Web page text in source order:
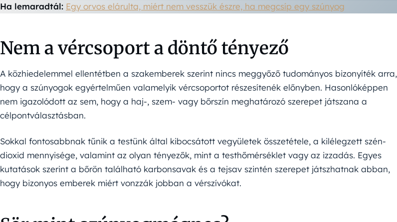
Ha lemaradtál: Egy orvos elárulta, miért nem vesszük észre, ha megcsíp egy szúnyog
Nem a vércsoport a döntő tényező
A közhiedelemmel ellentétben a szakemberek szerint nincs meggyőző tudományos bizonyíték arra,
hogy a szúnyogok egyértelműen valamelyik vércsoportot részesítenék előnyben. Hasonlóképpen
nem igazolódott az sem, hogy a haj-, szem- vagy bőrszín meghatározó szerepet játszana a
célpontválasztásban.
Sokkal fontosabbnak tűnik a testünk által kibocsátott vegyületek összetétele, a kilélegzett szén-
dioxid mennyisége, valamint az olyan tényezők, mint a testhőmérséklet vagy az izzadás. Egyes
kutatások szerint a bőrön található karbonsavak és a tejsav szintén szerepet játszhatnak abban,
hogy bizonyos emberek miért vonzzák jobban a vérszívókat.